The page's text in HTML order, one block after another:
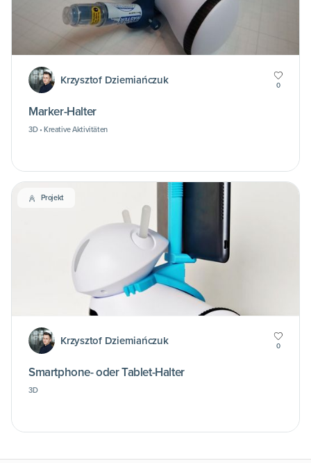
Krzysztof Dziemiańczuk 0
Marker-Halter
3D • Kreative Aktivitäten
Projekt
Krzysztof Dziemiańczuk 0
Smartphone- oder Tablet-Halter
3D